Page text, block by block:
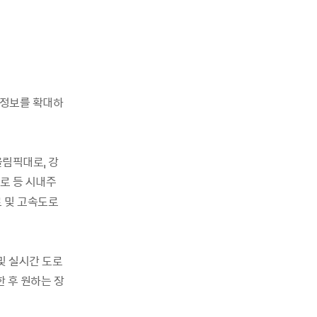
보를 확대하
픽대로, 강
등 시내주
고속도로
실시간 도로
후 원하는 장